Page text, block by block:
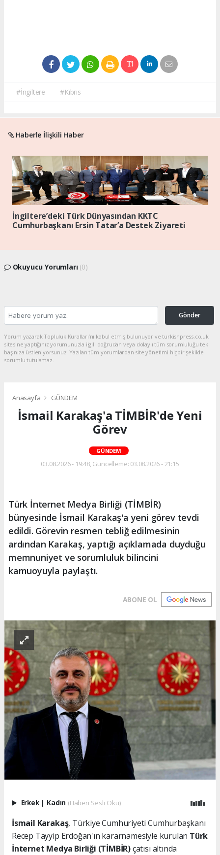
#İngiltere #Kıbrıs
Haberle İlişkili Haber
İngiltere’deki Türk Dünyasından KKTC
Cumhurbaşkanı Ersin Tatar’a Destek Ziyareti
Okuyucu Yorumları (0)
Gönder
Yorum yazarak Topluluk Kuralları’nı kabul etmiş bulunuyor ve turkishpress.co.uk
sitesine yaptığınız yorumunuzla ilgili doğrudan veya dolaylı tüm sorumluluğu tek
başınıza üstleniyorsunuz. Yazılan tüm yorumlardan site yönetimi hiçbir şekilde
sorumlu tutulamaz.
Anasayfa GÜNDEM
İsmail Karakaş'a TİMBİR'de Yeni
Görev
GÜNDEM
03.08.2026 - 19:48, Güncelleme: 03.08.2026 - 21:15
Türk İnternet Medya Birliği (TİMBİR)
bünyesinde İsmail Karakaş'a yeni görev tevdi
edildi. Görevin resmen tebliğ edilmesinin
ardından Karakaş, yaptığı açıklamada duyduğu
memnuniyet ve sorumluluk bilincini
kamuoyuyla paylaştı.
ABONE OL
Erkek | Kadın (Haberi Sesli Oku)
İsmail Karakaş, Türkiye Cumhuriyeti Cumhurbaşkanı
Recep Tayyip Erdoğan'ın kararnamesiyle kurulan Türk
İnternet Medya Birliği (TİMBİR)çatısı altında